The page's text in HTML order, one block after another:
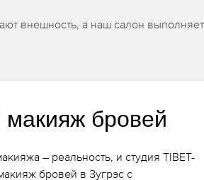
внешность, а наш салон
бровей
– реальность, и студия TIBET-
бровей в Зугрэс с